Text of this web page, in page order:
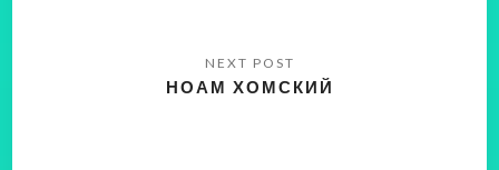
НОАМ ХОМСКИЙ